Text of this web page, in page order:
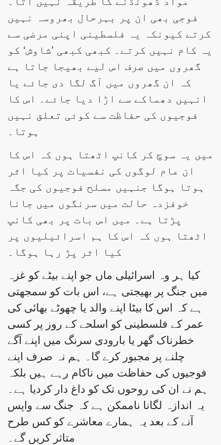
فوجی بھی ان پر بہرحال بھروسہ نہیں
کرتے کیونکہ یہ فلسطینی اپنی مرضی سے
یہ کام نہیں کرتے۔ کبھی کبھی ’شاوش‘ کو
گھروں میں صرف اس لیے بھیجا جاتا ہے
کہ ان گھروں میں آگ لگا دی جائے یا
انہیں دھماکے سے اڑا دیا جائے۔ اس کا
فوجیوں کی حفاظت سے کوئی تعلق نہیں
ہوتا۔
میں یہ سوچ کر کانپ اٹھتا ہوں کہ اس کا
ان عام لوگوں کی نفسیات پر کیا اثر
ہوتا ہوگا جنہیں مسلح فوجیوں کی جگہ
خوفزدہ حالت میں سرنگوں میں جانا
پڑتا ہے۔ میں اس بات پر بھی کانپ
اٹھتا ہوں کہ اس کا ہم اسرائیلیوں پر
کیا اثر پڑ رہا ہوگا۔
کیا ہر وہ اسرائیلی ماں جو اپنے بیٹے کو غزہ
میں جنگ پر بھیجتی ہے، اس بات کو سمجھتی
ہے کہ اس کا بیٹا اپنے والد یا چھوٹے بھائی کی
عمر کے فلسطینی کو اسلحے کے روز پر کسی
خطرناک گھر یا بارودی سرنگ میں اپنے آگے
چلنے پر مجبور کرے گا۔ ہم نہ صرف اپنے
فوجیوں کی حفاظت میں ناکام رہے ہیں بلکہ
ہم نے ان کی روحوں تک کو داغ دار کردیا ہے۔
یہ اندازہ لگانا ناممکن ہے کہ جنگ سے واپس
آنے کے بعد یہ ہمارے معاشرے کو کس طرح
متاثر کریں گے۔